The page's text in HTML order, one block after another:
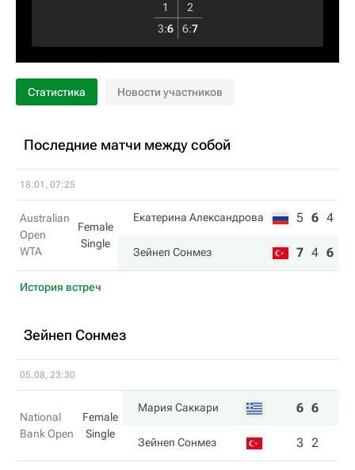
1
2
3:6 6:7
Статистика Новости участников
Последние матчи между собой
18.01, 07:25
Australian
Open
WTA
Female
Single
Екатерина Александрова 5 6 4
Зейнеп Сонмез 7 4 6
История встреч
Зейнеп Сонмез
05.08, 23:30
National
Bank Open
Female
Single
Мария Саккари 6 6
Зейнеп Сонмез 3 2